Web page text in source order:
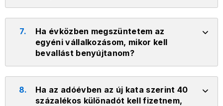
7.
Ha évközben megszüntetem az
egyéni vállalkozásom, mikor kell
bevallást benyújtanom?
8.
Ha az adóévben az új kata szerint 40
százalékos különadót kell fizetnem,